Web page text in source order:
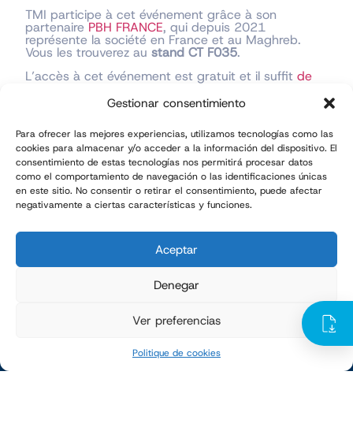
Gestionar consentimiento
Para ofrecer las mejores experiencias, utilizamos tecnologías como las
cookies para almacenar y/o acceder a la información del dispositivo. El
consentimiento de estas tecnologías nos permitirá procesar datos
como el comportamiento de navegación o las identificaciones únicas
en este sitio. No consentir o retirar el consentimiento, puede afectar
negativamente a ciertas características y funciones.
Aceptar
Denegar
Ver preferencias
Politique de cookies
TMI participe à cet événement grâce à son
partenairePBH FRANCE, qui depuis 2021
représente la société en France et au Maghreb.
Vous les trouverez austand CT F035.
L’accès à cet événement est gratuit et il suffitde
s’inscrire sur le site officiel du salon
TMI dans ta boîte de réception
Polígono Industrial Camí dels Frares,